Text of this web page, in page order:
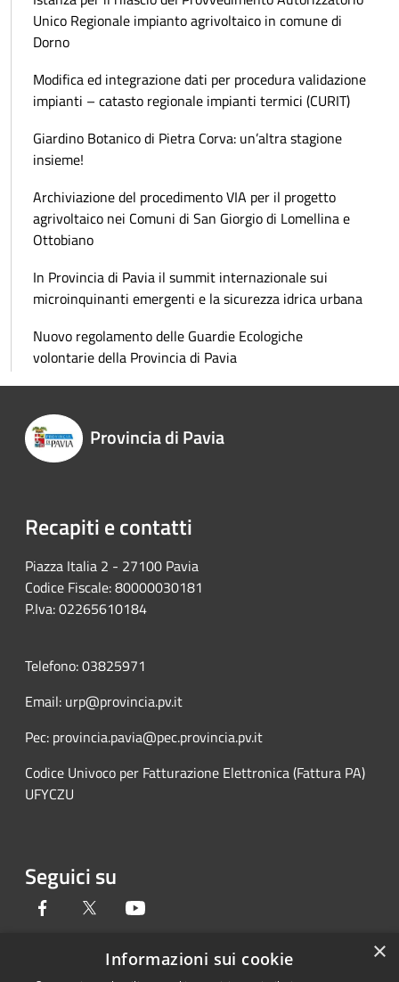
Unico Regionale impianto agrivoltaico in comune di
Dorno
Modifica ed integrazione dati per procedura validazione
impianti – catasto regionale impianti termici (CURIT)
Giardino Botanico di Pietra Corva: un’altra stagione
insieme!
Archiviazione del procedimento VIA per il progetto
agrivoltaico nei Comuni di San Giorgio di Lomellina e
Ottobiano
In Provincia di Pavia il summit internazionale sui
microinquinanti emergenti e la sicurezza idrica urbana
Nuovo regolamento delle Guardie Ecologiche
volontarie della Provincia di Pavia
Provincia di Pavia
Recapiti e contatti
Piazza Italia 2 - 27100 Pavia
Codice Fiscale: 80000030181
P.Iva: 02265610184
Telefono: 03825971
Email: urp@provincia.pv.it
Pec: provincia.pavia@pec.provincia.pv.it
Codice Univoco per Fatturazione Elettronica (Fattura PA)
UFYCZU
Seguici su
Facebook Twitter
×
Informazioni sui cookie